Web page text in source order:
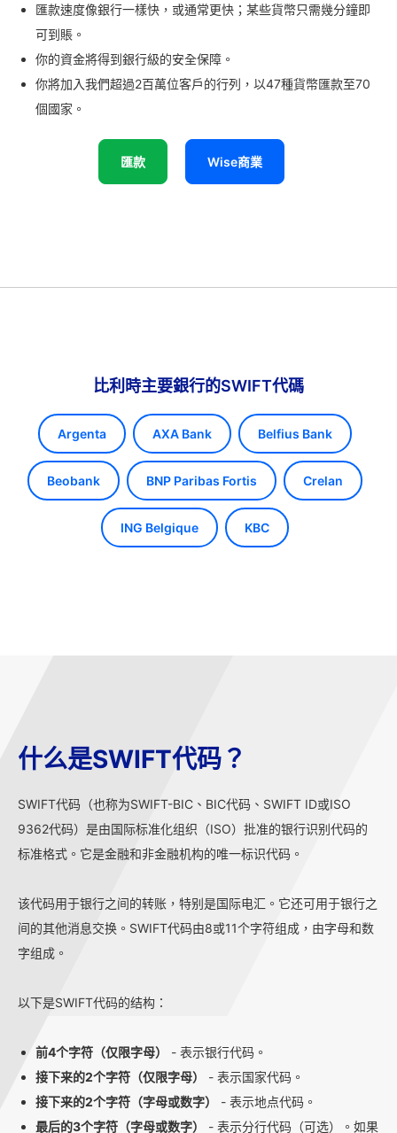
匯款速度像銀行一樣快，或通常更快；某些貨幣只需幾分鐘即
可到賬。
你的資金將得到銀行級的安全保障。
你將加入我們超過2百萬位客戶的行列，以47種貨幣匯款至70
個國家。
匯款 Wise商業
比利時主要銀行的SWIFT代碼
Argenta AXA Bank Belfius Bank
Beobank BNP Paribas Fortis Crelan
ING Belgique KBC
什么是SWIFT代码？
SWIFT代码（也称为SWIFT-BIC、BIC代码、SWIFT ID或ISO
9362代码）是由国际标准化组织（ISO）批准的银行识别代码的
标准格式。它是金融和非金融机构的唯一标识代码。
该代码用于银行之间的转账，特别是国际电汇。它还可用于银行之
间的其他消息交换。SWIFT代码由8或11个字符组成，由字母和数
字组成。
以下是SWIFT代码的结构：
前4个字符（仅限字母）
- 表示银行代码。
接下来的2个字符（仅限字母）
- 表示国家代码。
接下来的2个字符（字母或数字）
- 表示地点代码。
最后的3个字符（字母或数字）
- 表示分行代码（可选）。如果